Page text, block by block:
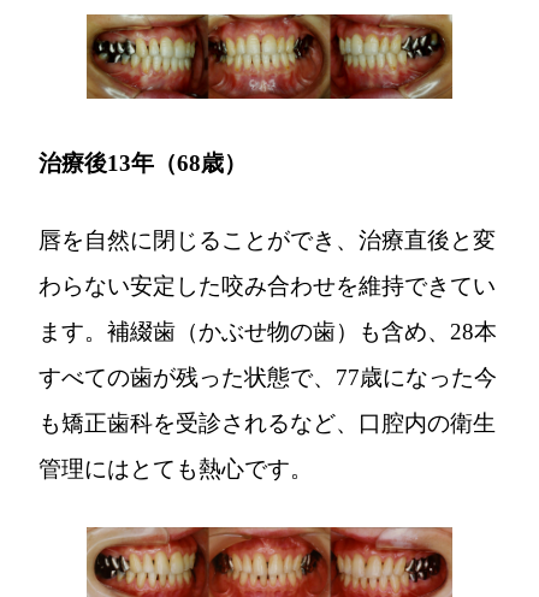
治療後13年（68歳）
唇を自然に閉じることができ、治療直後と変
わらない安定した咬み合わせを維持できてい
ます。補綴歯（かぶせ物の歯）も含め、28本
すべての歯が残った状態で、77歳になった今
も矯正歯科を受診されるなど、口腔内の衛生
管理にはとても熱心です。